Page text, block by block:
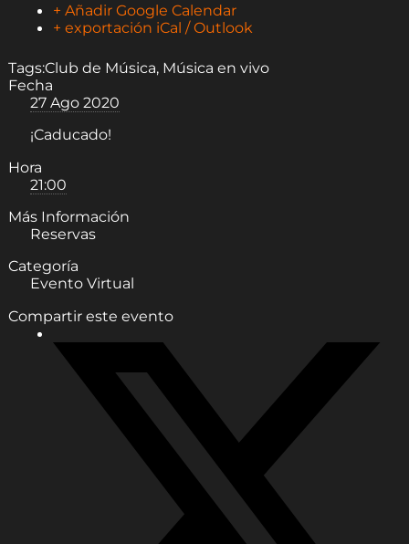
+ Añadir Google Calendar
+ exportación iCal / Outlook
Tags:Club de Música, Música en vivo
Fecha
27 Ago 2020
¡Caducado!
Hora
21:00
Más Información
Reservas
Categoría
Evento Virtual
Compartir este evento